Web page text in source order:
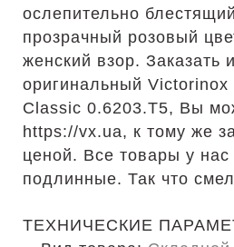
ослепительно
прозрачный розовый
женский взор. Заказать
оригинальный Victorinox
Classic 0.6203.T5, Вы
https://vx.ua, к тому же
ценой. Все товары у нас
подлинные. Так что
ТЕХНИЧЕСКИЕ